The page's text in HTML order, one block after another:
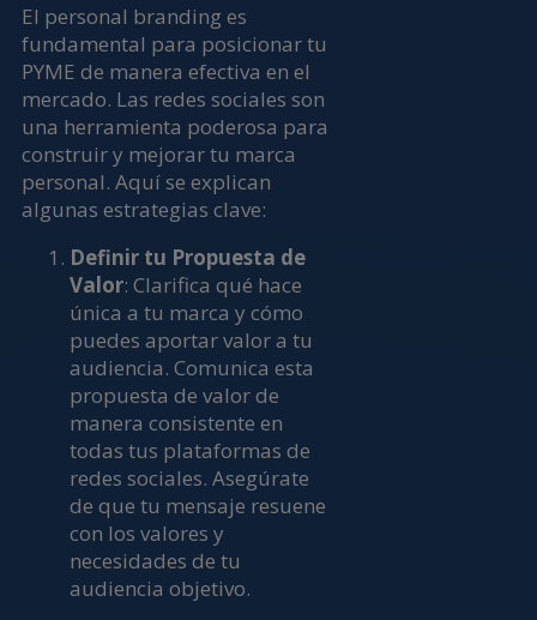
El personal branding es
fundamental para posicionar tu
PYME de manera efectiva en el
mercado. Las redes sociales son
una herramienta poderosa para
construir y mejorar tu marca
personal. Aquí se explican
algunas estrategias clave:
Definir tu Propuesta de
Valor: Clarifica qué hace
única a tu marca y cómo
puedes aportar valor a tu
audiencia. Comunica esta
propuesta de valor de
manera consistente en
todas tus plataformas de
redes sociales. Asegúrate
de que tu mensaje resuene
con los valores y
necesidades de tu
audiencia objetivo.